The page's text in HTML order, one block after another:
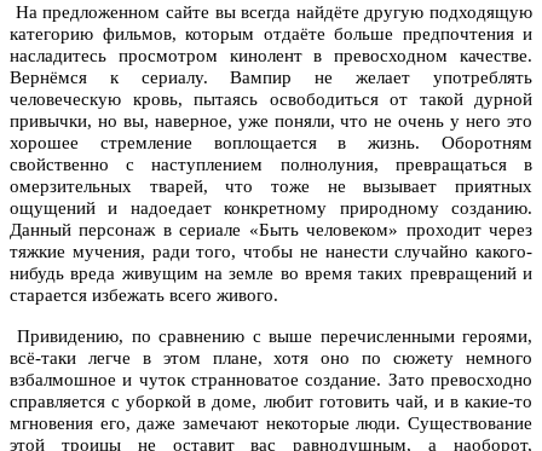
На предложенном сайте вы всегда найдёте другую подходящую
категорию фильмов, которым отдаёте больше предпочтения и
насладитесь просмотром кинолент в превосходном качестве.
Вернёмся к сериалу. Вампир не желает употреблять
человеческую кровь, пытаясь освободиться от такой дурной
привычки, но вы, наверное, уже поняли, что не очень у него это
хорошее стремление воплощается в жизнь. Оборотням
свойственно с наступлением полнолуния, превращаться в
омерзительных тварей, что тоже не вызывает приятных
ощущений и надоедает конкретному природному созданию.
Данный персонаж в сериале «Быть человеком» проходит через
тяжкие мучения, ради того, чтобы не нанести случайно какого-
нибудь вреда живущим на земле во время таких превращений и
старается избежать всего живого.
Привидению, по сравнению с выше перечисленными героями,
всё-таки легче в этом плане, хотя оно по сюжету немного
взбалмошное и чуток странноватое создание. Зато превосходно
справляется с уборкой в доме, любит готовить чай, и в какие-то
мгновения его, даже замечают некоторые люди. Существование
этой троицы не оставит вас равнодушным, а наоборот,